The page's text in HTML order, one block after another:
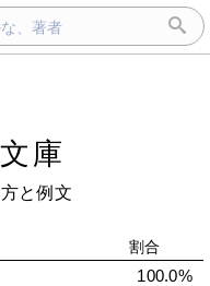
庫
と例文
割合
100.0%